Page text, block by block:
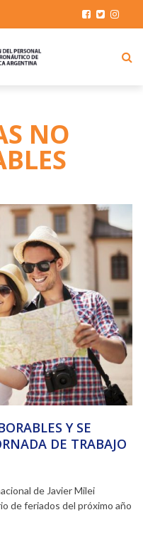
NO
Y SE
DE TRABAJO
de Javier Milei
de feriados del próximo año